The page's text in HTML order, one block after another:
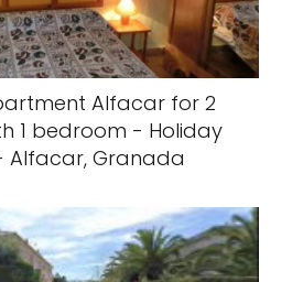
Alfacar for 2
1 bedroom - Holiday
Alfacar, Granada